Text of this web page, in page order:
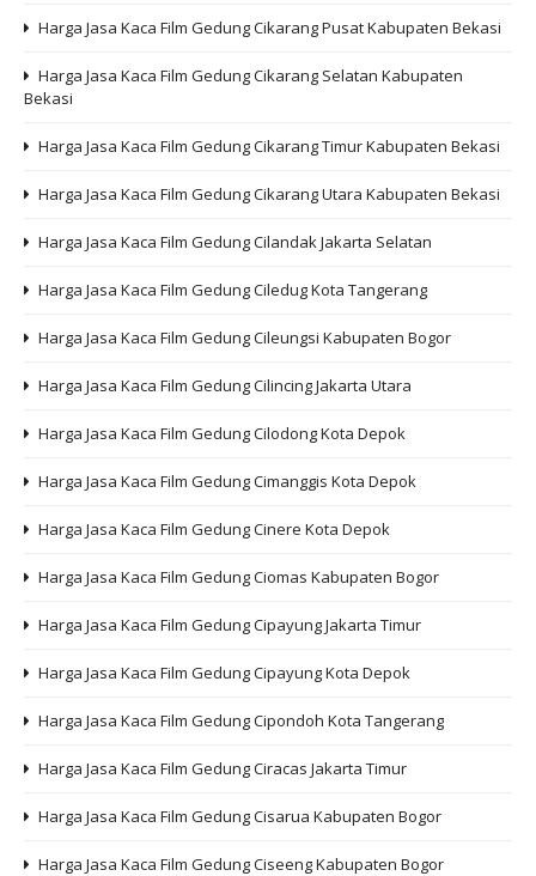
Harga Jasa Kaca Film Gedung Cikarang Pusat Kabupaten Bekasi
Harga Jasa Kaca Film Gedung Cikarang Selatan Kabupaten
Bekasi
Harga Jasa Kaca Film Gedung Cikarang Timur Kabupaten Bekasi
Harga Jasa Kaca Film Gedung Cikarang Utara Kabupaten Bekasi
Harga Jasa Kaca Film Gedung Cilandak Jakarta Selatan
Harga Jasa Kaca Film Gedung Ciledug Kota Tangerang
Harga Jasa Kaca Film Gedung Cileungsi Kabupaten Bogor
Harga Jasa Kaca Film Gedung Cilincing Jakarta Utara
Harga Jasa Kaca Film Gedung Cilodong Kota Depok
Harga Jasa Kaca Film Gedung Cimanggis Kota Depok
Harga Jasa Kaca Film Gedung Cinere Kota Depok
Harga Jasa Kaca Film Gedung Ciomas Kabupaten Bogor
Harga Jasa Kaca Film Gedung Cipayung Jakarta Timur
Harga Jasa Kaca Film Gedung Cipayung Kota Depok
Harga Jasa Kaca Film Gedung Cipondoh Kota Tangerang
Harga Jasa Kaca Film Gedung Ciracas Jakarta Timur
Harga Jasa Kaca Film Gedung Cisarua Kabupaten Bogor
Harga Jasa Kaca Film Gedung Ciseeng Kabupaten Bogor